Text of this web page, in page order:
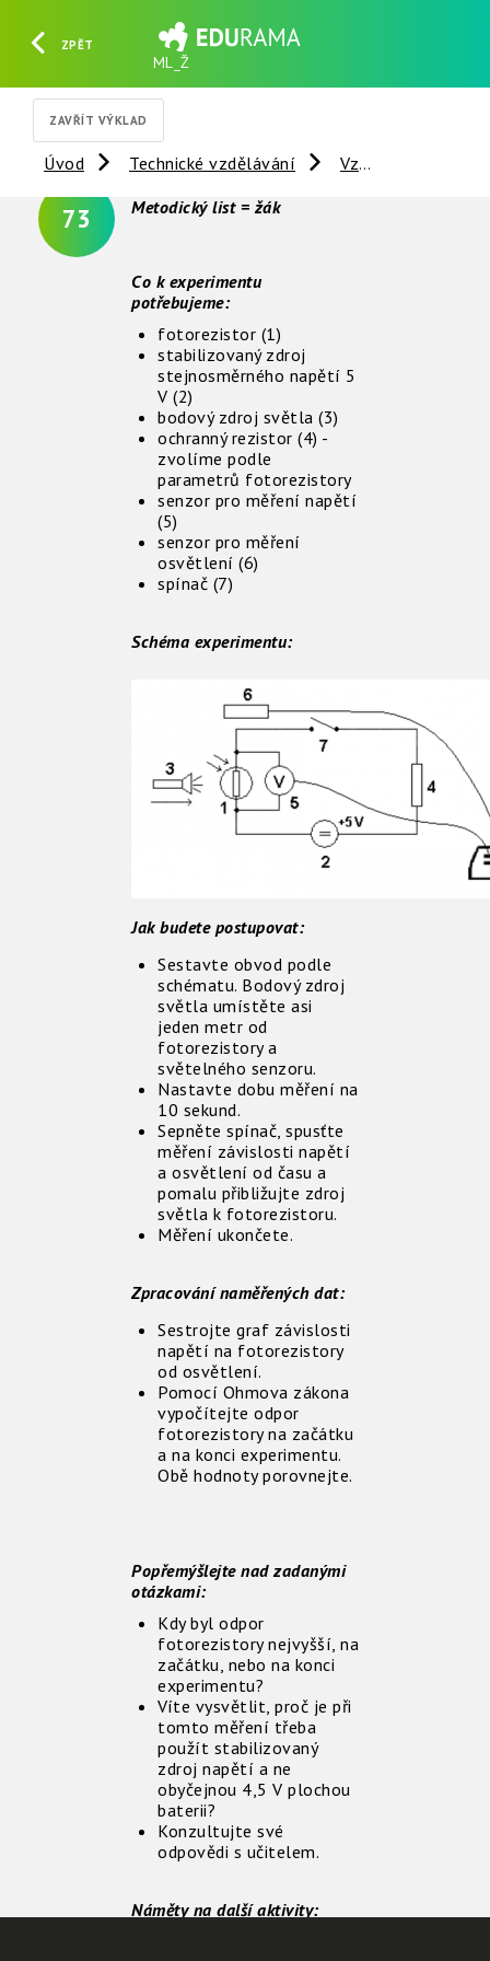
ZPĚT
ML_Ž
ZAVŘÍT VÝKLAD
Úvod Technické vzdělávání Vzdálené experimenty
73 Metodický list = žák
Co k experimentu
potřebujeme:
fotorezistor (1)
stabilizovaný zdroj
stejnosměrného napětí 5
V (2)
bodový zdroj světla (3)
ochranný rezistor (4) -
zvolíme podle
parametrů fotorezistory
senzor pro měření napětí
(5)
senzor pro měření
osvětlení (6)
spínač (7)
Schéma experimentu:
Jak budete postupovat:
Sestavte obvod podle
schématu. Bodový zdroj
světla umístěte asi
jeden metr od
fotorezistory a
světelného senzoru.
Nastavte dobu měření na
10 sekund.
Sepněte spínač, spusťte
měření závislosti napětí
a osvětlení od času a
pomalu přibližujte zdroj
světla k fotorezistoru.
Měření ukončete.
Zpracování naměřených dat:
Sestrojte graf závislosti
napětí na fotorezistory
od osvětlení.
Pomocí Ohmova zákona
vypočítejte odpor
fotorezistory na začátku
a na konci experimentu.
Obě hodnoty porovnejte.
Popřemýšlejte nad zadanými
otázkami:
Kdy byl odpor
fotorezistory nejvyšší, na
začátku, nebo na konci
experimentu?
Víte vysvětlit, proč je při
tomto měření třeba
použít stabilizovaný
zdroj napětí a ne
obyčejnou 4,5 V plochou
baterii?
Konzultujte své
odpovědi s učitelem.
Náměty na další aktivity: